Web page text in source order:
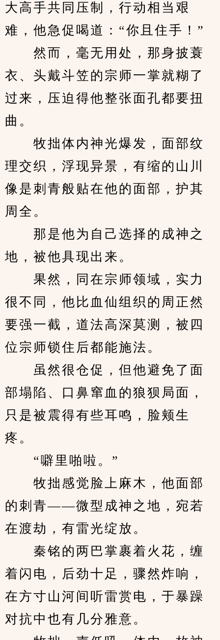
大高手共同压制，行动相当艰
难，他急促喝道：“你且住手！”
然而，毫无用处，那身披蓑
衣、头戴斗笠的宗师一掌就糊了
过来，压迫得他整张面孔都要扭
曲。
牧拙体内神光爆发，面部纹
理交织，浮现异景，有缩的山川
像是刺青般贴在他的面部，护其
周全。
那是他为自己选择的成神之
地，被他具现出来。
果然，同在宗师领域，实力
很不同，他比血仙组织的周正然
要强一截，道法高深莫测，被四
位宗师锁住后都能施法。
虽然很仓促，但他避免了面
部塌陷、口鼻窜血的狼狈局面，
只是被震得有些耳鸣，脸颊生
疼。
“噼里啪啦。”
牧拙感觉脸上麻木，他面部
的刺青——微型成神之地，宛若
在渡劫，有雷光绽放。
秦铭的两巴掌裹着火花，缠
着闪电，后劲十足，骤然炸响，
在方寸山河间听雷赏电，于暴躁
对抗中也有几分雅意。